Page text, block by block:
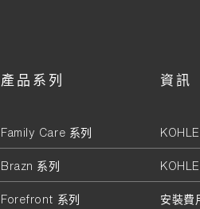
產品系列
Family Care 系列
Brazn 系列
Forefront 系列
資訊
安裝費